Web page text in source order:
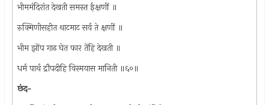
भीममंदिरांत देखती समस्त ईक्षणीं ॥
रुक्मिणीसहीत थाटमाट सर्व ते क्षणीं ॥
भीम झोंप गाढ घेत फार तेंहि देखती ॥
धर्म पार्थ द्रौपदीहि विस्मयास मानिती ॥६०॥
छंद-